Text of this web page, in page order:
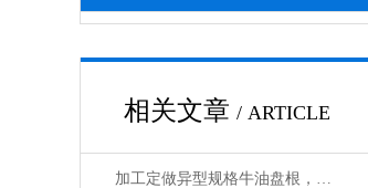
相关文章 / ARTICLE
加工定做异型规格牛油盘根，亚麻盘根生产厂家